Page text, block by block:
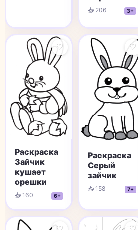
📥 206 3+
♡
Раскраска
Зайчик
кушает
орешки
📥 160 6+
♡
Раскраска
Серый
зайчик
📥 158 7+